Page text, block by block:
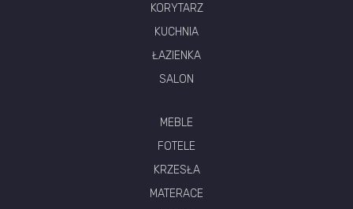
KORYTARZ
KUCHNIA
ŁAZIENKA
SALON
MEBLE
FOTELE
KRZESŁA
MATERACE